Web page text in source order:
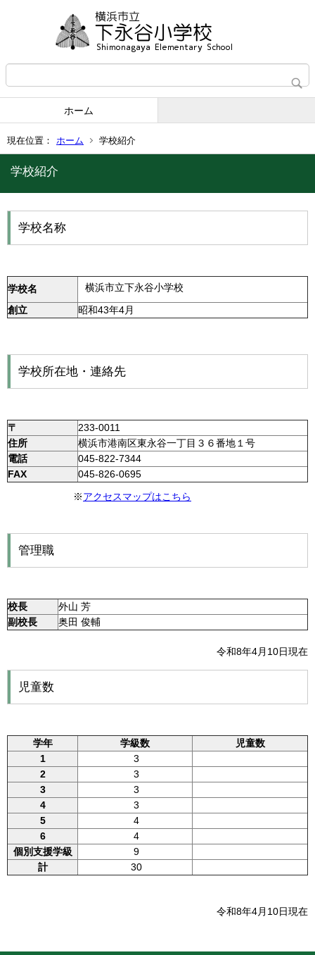
ホーム
現在位置： ホーム 学校紹介
学校紹介
学校名称
学校名
横浜市立下永谷小学校
創立
昭和43年4月
学校所在地・連絡先
〒
233-0011
住所
横浜市港南区東永谷一丁目３６番地１号
電話
045-822-7344
FAX
045-826-0695
※アクセスマップはこちら
管理職
校長
外山 芳
副校長
奥田 俊輔
令和8年4月10日現在
児童数
学年 学級数
児童数
1
3
2
3
3
3
4
3
5
4
6
4
個別支援学級
9
計
30
令和8年4月10日現在